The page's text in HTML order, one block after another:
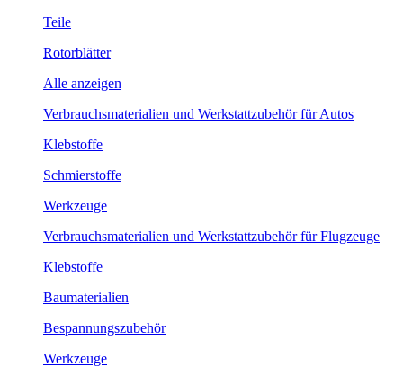
Teile
Rotorblätter
Alle anzeigen
Verbrauchsmaterialien und Werkstattzubehör für Autos
Klebstoffe
Schmierstoffe
Werkzeuge
Verbrauchsmaterialien und Werkstattzubehör für Flugzeuge
Klebstoffe
Baumaterialien
Bespannungszubehör
Werkzeuge